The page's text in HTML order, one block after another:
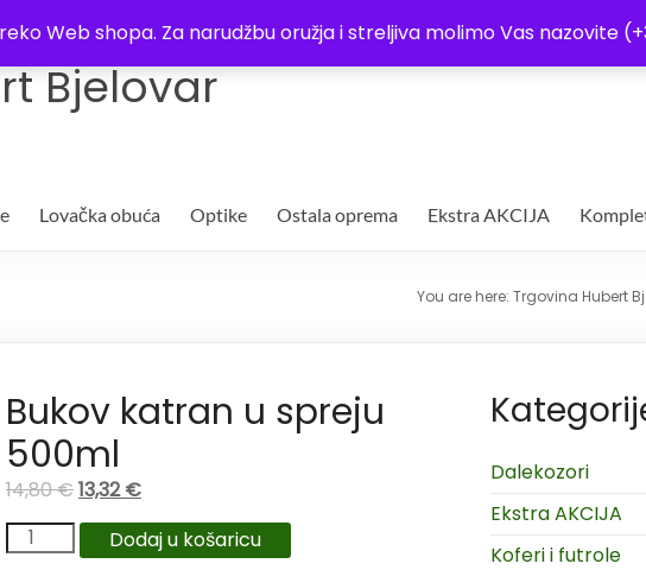
Web shopa. Za narudžbu oružja i streljiva molimo Vas nazovite
Bjelovar
Lovačka obuća Optike Ostala oprema Ekstra AKCIJA
You are here: Trgovina Hubert
Bukov katran u spreju
500ml
14,80€13,32€
Dodaj u košaricu
Dalekozori
Ekstra AKCIJA
Koferi i futrole